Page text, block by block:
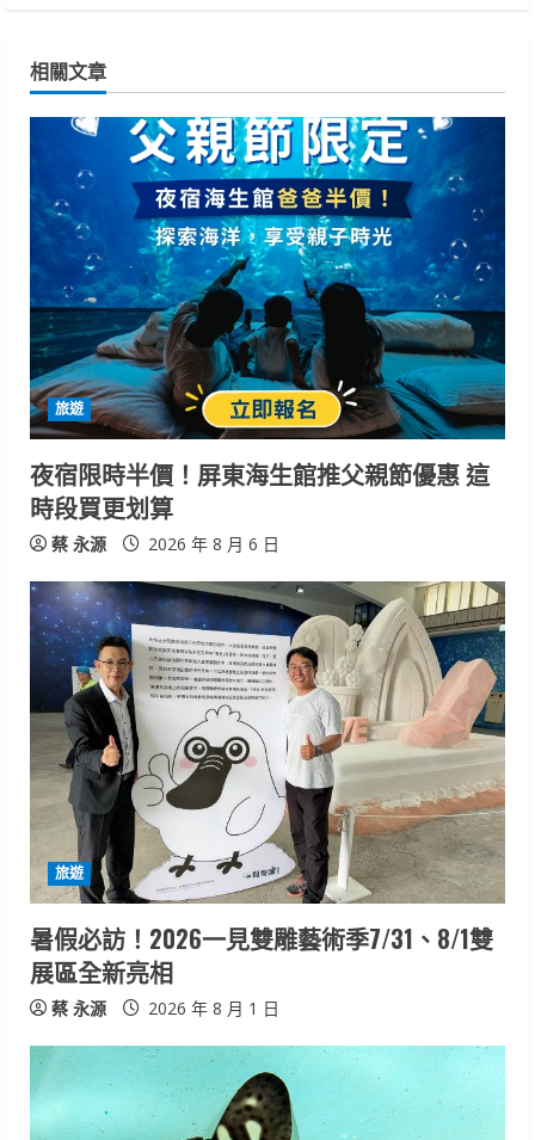
n
u
e
R
e
a
d
i
n
g
相關文章
旅遊
夜宿限時半價！屏東海生館推父親節優惠 這
時段買更划算
蔡 永源 2026 年 8 月 6 日
旅遊
暑假必訪！2026一見雙雕藝術季7/31、8/1雙
展區全新亮相
蔡 永源 2026 年 8 月 1 日